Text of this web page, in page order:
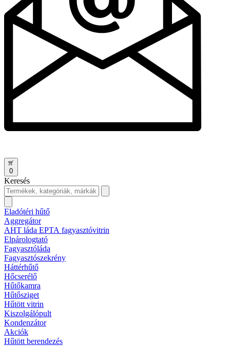
0
Keresés
Eladótéri hűtő
Aggregátor
AHT láda EPTA fagyasztóvitrin
Elpárologtató
Fagyasztóláda
Fagyasztószekrény
Háttérhűtő
Hőcserélő
Hűtőkamra
Hűtősziget
Hűtött vitrin
Kiszolgálópult
Kondenzátor
Akciók
Hűtött berendezés